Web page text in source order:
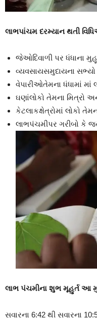
લાભપાંચમ દરમ્યાન થતી
જેઓદિવાળી પર ધંધાના
વ્યવસાયસમુદાયના
વેપારીઓતેમના ધંધામાં માં
ઘણાંલોકો તેમના મિત્રો
કેટલાકક્ષેત્રોમાં લોકો
લાભપંચમીપર ગરીબો કે
લાભ પંચમીના શુભ મૂહુર્ત આ
સવારના 6:42 થી સવારના